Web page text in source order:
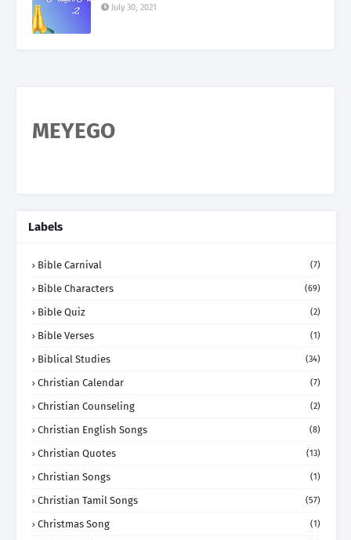
July 30, 2021
MEYEGO
Labels
Bible Carnival (7)
Bible Characters (69)
Bible Quiz (2)
Bible Verses (1)
Biblical Studies (34)
Christian Calendar (7)
Christian Counseling (2)
Christian English Songs (8)
Christian Quotes (13)
Christian Songs (1)
Christian Tamil Songs (57)
Christmas Song (1)